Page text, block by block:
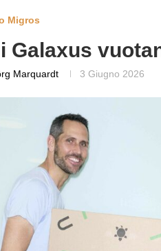
Migros
Galaxus
Marquardt 3 Giugno 2026